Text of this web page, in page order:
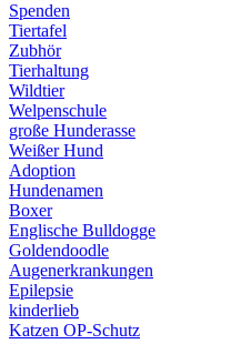
Spenden
Tiertafel
Zubhör
Tierhaltung
Wildtier
Welpenschule
große Hunderasse
Weißer Hund
Adoption
Hundenamen
Boxer
Englische Bulldogge
Goldendoodle
Augenerkrankungen
Epilepsie
kinderlieb
Katzen OP-Schutz